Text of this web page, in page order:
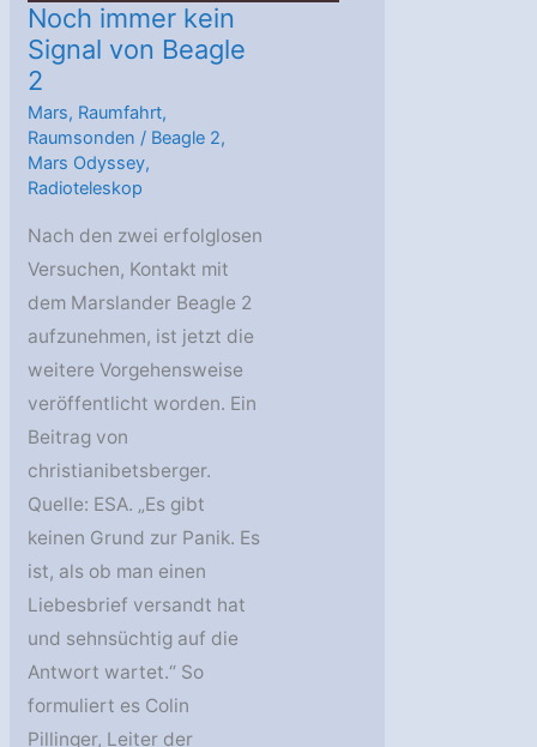
Noch immer kein
Signal von Beagle
2
Mars, Raumfahrt,
Raumsonden / Beagle 2,
Mars Odyssey,
Radioteleskop
Nach den zwei erfolglosen
Versuchen, Kontakt mit
dem Marslander Beagle 2
aufzunehmen, ist jetzt die
weitere Vorgehensweise
veröffentlicht worden. Ein
Beitrag von
christianibetsberger.
Quelle: ESA. „Es gibt
keinen Grund zur Panik. Es
ist, als ob man einen
Liebesbrief versandt hat
und sehnsüchtig auf die
Antwort wartet.“ So
formuliert es Colin
Pillinger, Leiter der